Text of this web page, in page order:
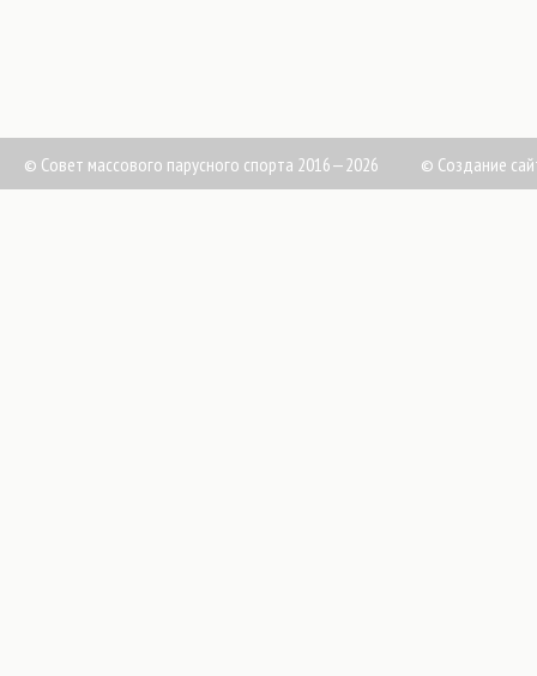
© Совет массового парусного спорта 2016—2026 © Создание